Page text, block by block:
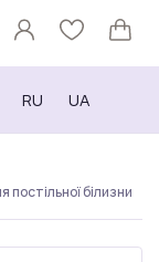
RU UA
постільної білизни